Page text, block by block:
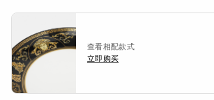
查看相配款式
立即购买